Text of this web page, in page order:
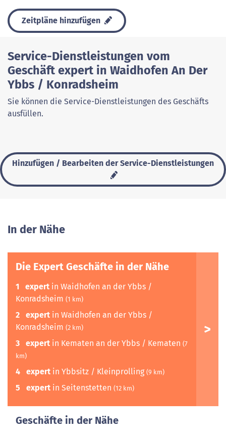
Zeitpläne hinzufügen
Service-Dienstleistungen vom
Geschäft expert in Waidhofen An Der
Ybbs / Konradsheim
Sie können die Service-Dienstleistungen des Geschäfts
ausfüllen.
Hinzufügen / Bearbeiten der Service-Dienstleistungen
In der Nähe
Die Expert Geschäfte in der Nähe
1 expert in Waidhofen an der Ybbs /
Konradsheim (1 km)
2 expert in Waidhofen an der Ybbs /
Konradsheim (2 km)
3 expert in Kematen an der Ybbs / Kematen (7
km)
4 expert in Ybbsitz / Kleinprolling (9 km)
5 expert in Seitenstetten (12 km)
Geschäfte in der Nähe